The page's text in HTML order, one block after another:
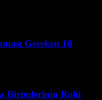
Gereken 10
Birimlerinin Rolü